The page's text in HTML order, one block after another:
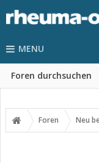
MENU
Foren durchsuchen
Foren Neu